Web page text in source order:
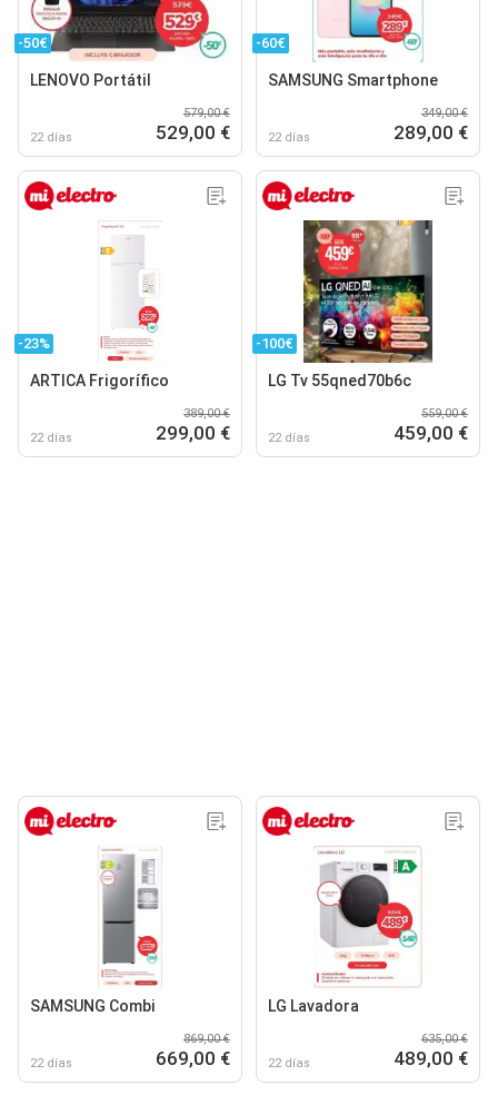
-50€
LENOVO Portátil
22 días
579,00 €
529,00 €
-60€
SAMSUNG Smartphone
22 días
349,00 €
289,00 €
-23%
ARTICA Frigorífico
22 días
389,00 €
299,00 €
-100€
LG Tv 55qned70b6c
22 días
559,00 €
459,00 €
SAMSUNG Combi
22 días
869,00 €
669,00 €
LG Lavadora
22 días
635,00 €
489,00 €